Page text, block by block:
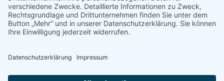
ÜBER UNS
Naturschutzbund
Naturschutzjugend